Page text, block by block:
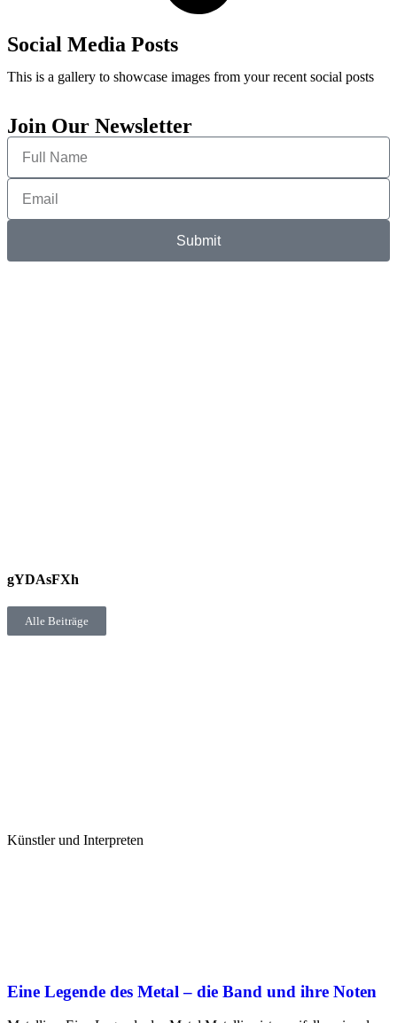
Social Media Posts
This is a gallery to showcase images from your recent social posts
Join Our Newsletter
Submit
gYDAsFXh
Alle Beiträge
Künstler und Interpreten
Eine Legende des Metal – die Band und ihre Noten